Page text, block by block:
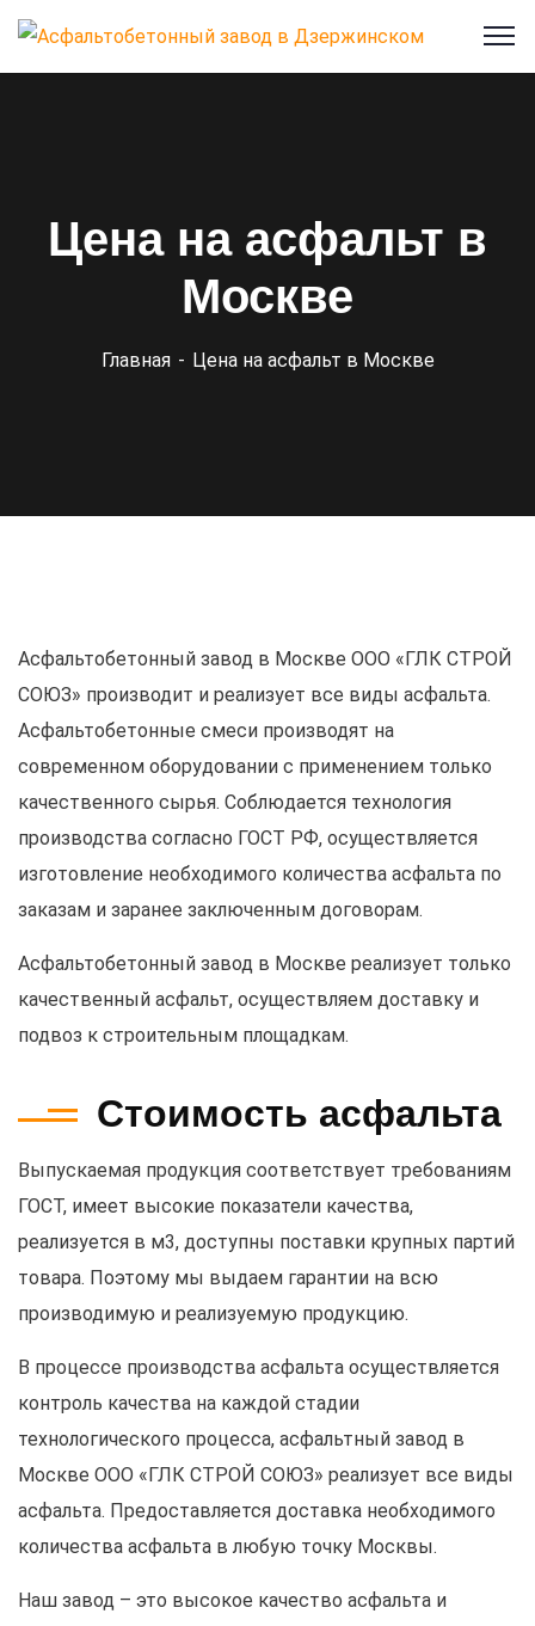
Цена на асфальт в
Москве
Главная Цена на асфальт в Москве
Асфальтобетонный завод в Москве ООО «ГЛК СТРОЙ
СОЮЗ» производит и реализует все виды асфальта.
Асфальтобетонные смеси производят на
современном оборудовании с применением только
качественного сырья. Соблюдается технология
производства согласно ГОСТ РФ, осуществляется
изготовление необходимого количества асфальта по
заказам и заранее заключенным договорам.
Асфальтобетонный завод в Москве реализует только
качественный асфальт, осуществляем доставку и
подвоз к строительным площадкам.
Стоимость асфальта
Выпускаемая продукция соответствует требованиям
ГОСТ, имеет высокие показатели качества,
реализуется в м3, доступны поставки крупных партий
товара. Поэтому мы выдаем гарантии на всю
производимую и реализуемую продукцию.
В процессе производства асфальта осуществляется
контроль качества на каждой стадии
технологического процесса, асфальтный завод в
Москве ООО «ГЛК СТРОЙ СОЮЗ» реализует все виды
асфальта. Предоставляется доставка необходимого
количества асфальта в любую точку Москвы.
Наш завод – это высокое качество асфальта и